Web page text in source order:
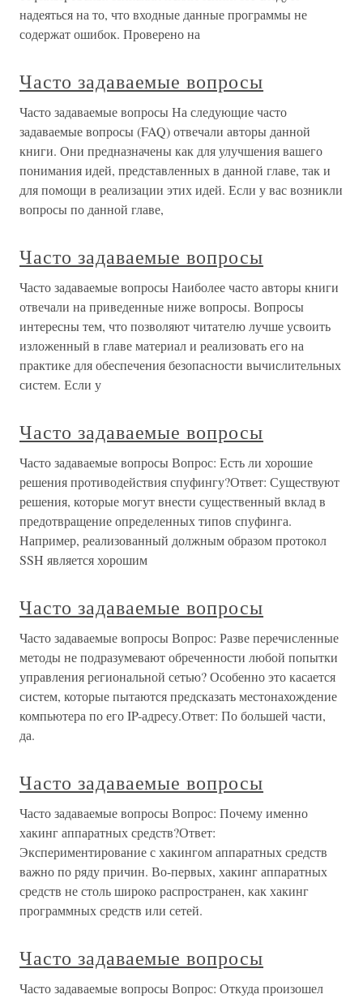
надеяться на то, что входные данные программы не
содержат ошибок. Проверено на
Часто задаваемые вопросы
Часто задаваемые вопросы На следующие часто
задаваемые вопросы (FAQ) отвечали авторы данной
книги. Они предназначены как для улучшения вашего
понимания идей, представленных в данной главе, так и
для помощи в реализации этих идей. Если у вас возникли
вопросы по данной главе,
Часто задаваемые вопросы
Часто задаваемые вопросы Наиболее часто авторы книги
отвечали на приведенные ниже вопросы. Вопросы
интересны тем, что позволяют читателю лучше усвоить
изложенный в главе материал и реализовать его на
практике для обеспечения безопасности вычислительных
систем. Если у
Часто задаваемые вопросы
Часто задаваемые вопросы Вопрос: Есть ли хорошие
решения противодействия спуфингу?Ответ: Существуют
решения, которые могут внести существенный вклад в
предотвращение определенных типов спуфинга.
Например, реализованный должным образом протокол
SSH является хорошим
Часто задаваемые вопросы
Часто задаваемые вопросы Вопрос: Разве перечисленные
методы не подразумевают обреченности любой попытки
управления региональной сетью? Особенно это касается
систем, которые пытаются предсказать местонахождение
компьютера по его IP-адресу.Ответ: По большей части,
да.
Часто задаваемые вопросы
Часто задаваемые вопросы Вопрос: Почему именно
хакинг аппаратных средств?Ответ:
Экспериментирование с хакингом аппаратных средств
важно по ряду причин. Во-первых, хакинг аппаратных
средств не столь широко распространен, как хакинг
программных средств или сетей.
Часто задаваемые вопросы
Часто задаваемые вопросы Вопрос: Откуда произошел